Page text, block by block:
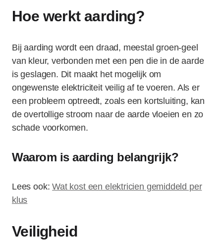
Hoe werkt aarding?
Bij aarding wordt een draad, meestal groen-geel
van kleur, verbonden met een pen die in de aarde
is geslagen. Dit maakt het mogelijk om
ongewenste elektriciteit veilig af te voeren. Als er
een probleem optreedt, zoals een kortsluiting, kan
de overtollige stroom naar de aarde vloeien en zo
schade voorkomen.
Waarom is aarding belangrijk?
Lees ook:Wat kost een elektricien gemiddeld per
klus
Veiligheid